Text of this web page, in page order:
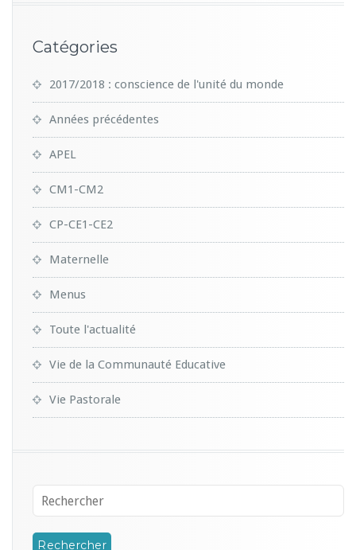
Catégories
2017/2018 : conscience de l'unité du monde
Années précédentes
APEL
CM1-CM2
CP-CE1-CE2
Maternelle
Menus
Toute l'actualité
Vie de la Communauté Educative
Vie Pastorale